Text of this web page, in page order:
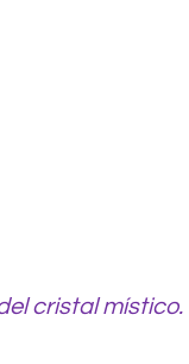
cristal místico.